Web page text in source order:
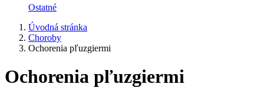
Ostatné
Úvodná stránka
Choroby
Ochorenia pľuzgiermi
Ochorenia pľuzgiermi